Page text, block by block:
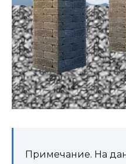
Примечание. На